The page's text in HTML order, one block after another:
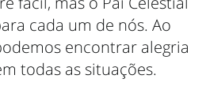
cada um de nós. Ao
encontrar alegria
todas as situações.